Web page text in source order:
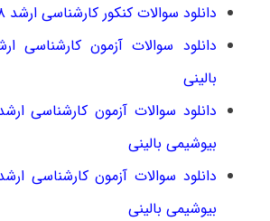
دانلود سوالات کنکور کارشناسی ارشد ۹۸ بیوشیمی بالینی
بالینی
بیوشیمی بالینی
بیوشیمی بالینی